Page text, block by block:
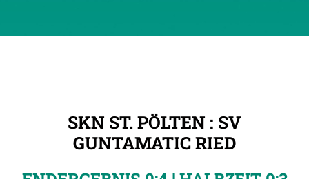
SKN ST. PÖLTEN : SV
GUNTAMATIC RIED